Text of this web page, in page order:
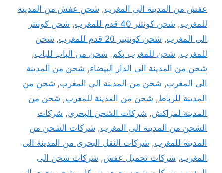
عفش من المدينة الى المغرب, شحن عفش من المدينة
للمغرب, شحن كونتنر 40 قدم للمغرب , شحن كونتنر
الى المغرب, شحن كونتينر 20 قدم للمغرب , شحن
للمغرب, شحن للمغرب بكم, شحن من الباب للباب,
شحن من المدينة الى الدار البيضاء, شحن من المدينة
الى المغرب, شحن من المدينة الي المغرب, شحن من
المدينة للرباط, شحن من المدينة للمغرب, شحن من
المدينة لمراكش, شركات الشحن البحري, شركات
الشحن من المدينة الى المغرب, شركات الشحن من
المدينة للمغرب, شركات النقل البحرى من المدينة الى
المغرب, شركات تحميل عفش, شركات شحن الى